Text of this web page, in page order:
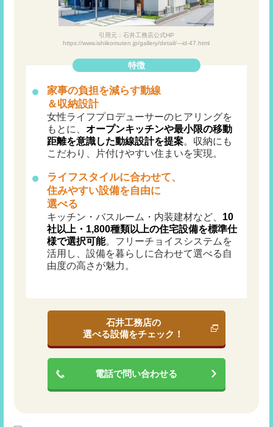
引用元：石井工務店公式HP
https://www.ishiikomuten.jp/gallery/detail/---id-47.html
特徴
家事の負担を減らす動線
＆収納設計
女性ライフプロデューサーのヒアリングを
もとに、オープンキッチンや最小限の移動
距離を意識した動線設計を提案。収納にも
こだわり、片付けやすい住まいを実現。
ライフスタイルに合わせて、
住みやすい設備を自由に
選べる
キッチン・バスルーム・内装建材など、 10
社以上・1,800種類以上の住宅設備を標準仕
様で選択可能。フリーチョイスシステムを
活用し、設備を暮らしに合わせて選べる自
由度の高さが魅力。
石井工務店の
選べる設備をチェック！
電話で問い合わせる